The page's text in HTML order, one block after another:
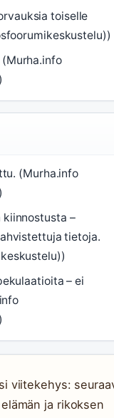
toiselle
(Murha.info
kiinnostusta –
tietoja.
– ei
viitekehys:
ja rikoksen